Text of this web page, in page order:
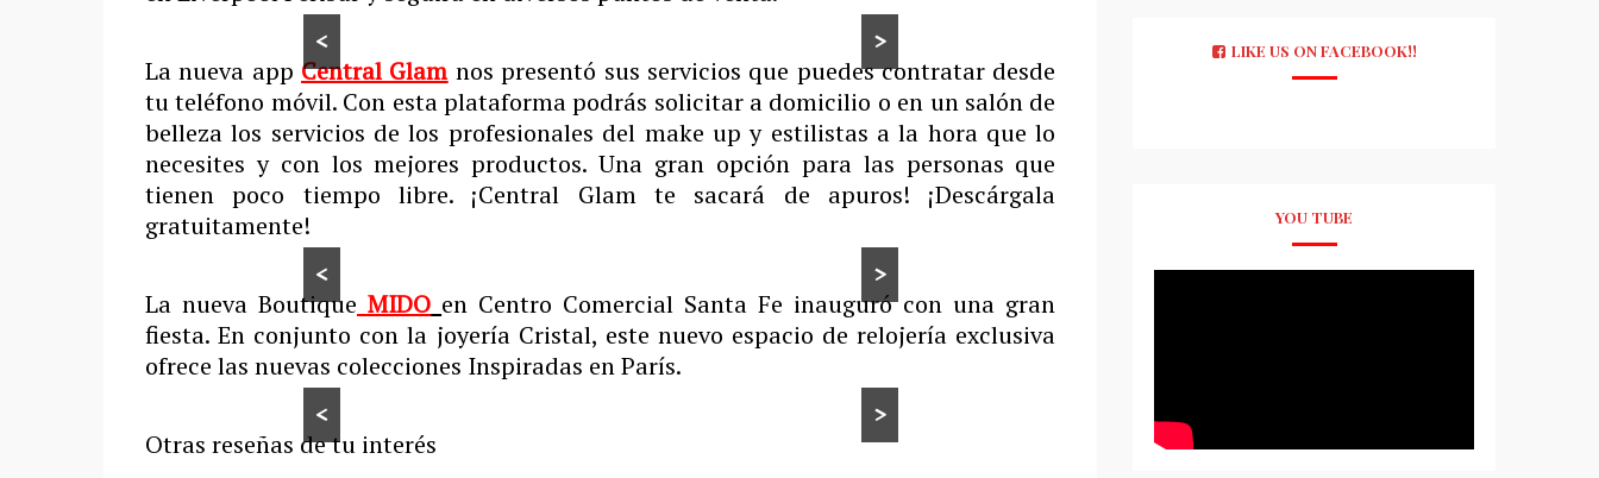
<
>
La nueva app Central Glam nos presentó sus servicios que puedes contratar desde
tu teléfono móvil. Con esta plataforma podrás solicitar a domicilio o en un salón de
belleza los servicios de los profesionales del make up y estilistas a la hora que lo
necesites y con los mejores productos. Una gran opción para las personas que
tienen poco tiempo libre. ¡Central Glam te sacará de apuros! ¡Descárgala
gratuitamente!
<
>
La nueva Boutique MIDO en Centro Comercial Santa Fe inauguró con una gran
fiesta. En conjunto con la joyería Cristal, este nuevo espacio de relojería exclusiva
ofrece las nuevas colecciones Inspiradas en París.
<
>
Otras reseñas de tu interés
LIKE US ON FACEBOOK!!
YOU TUBE